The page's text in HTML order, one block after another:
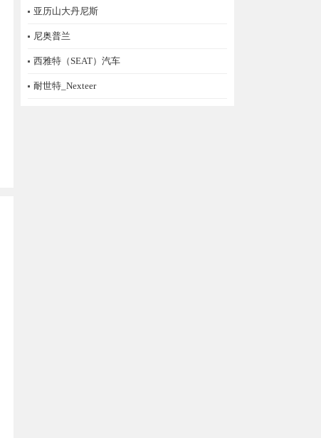
亚历山大丹尼斯
尼奥普兰
西雅特（SEAT）汽车
耐世特_Nexteer